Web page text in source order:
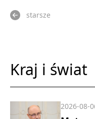
starsze
Kraj i świat
2026-08-